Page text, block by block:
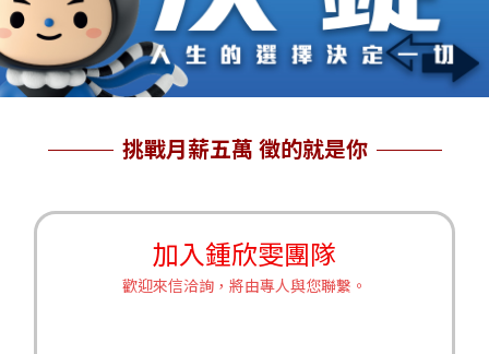
挑戰月薪五萬 徵的就是你
加入鍾欣雯團隊
歡迎來信洽詢，將由專人與您聯繫。